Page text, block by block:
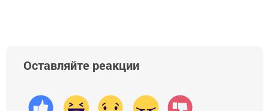
Оставляйте реакции